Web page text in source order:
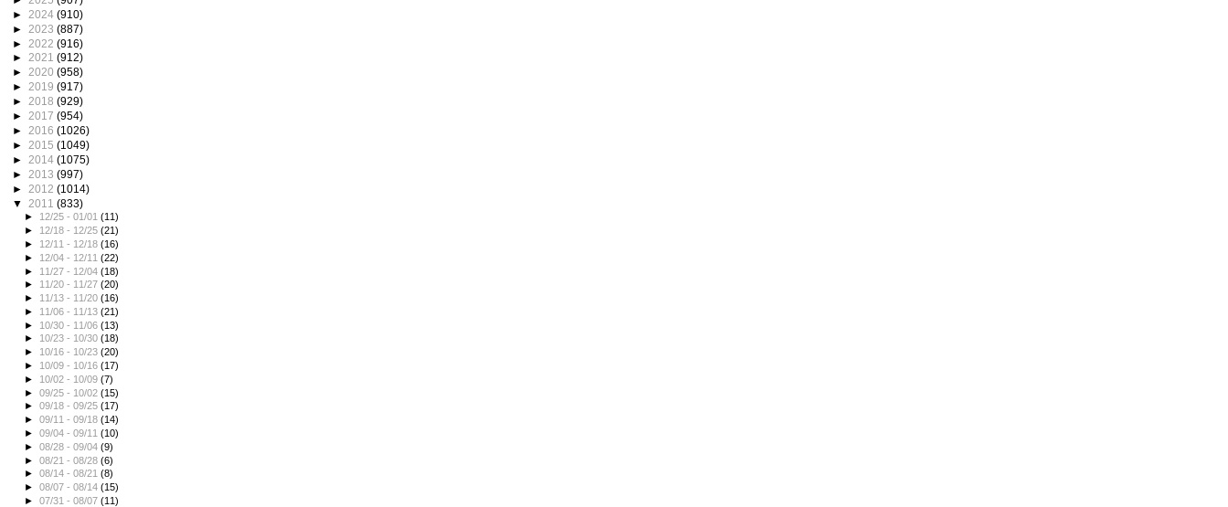
► 2024 (910)
► 2023 (887)
► 2022 (916)
► 2021 (912)
► 2020 (958)
► 2019 (917)
► 2018 (929)
► 2017 (954)
► 2016 (1026)
► 2015 (1049)
► 2014 (1075)
► 2013 (997)
► 2012 (1014)
▼ 2011 (833)
► 12/25 - 01/01(11)
► 12/18 - 12/25(21)
► 12/11 - 12/18(16)
► 12/04 - 12/11(22)
► 11/27 - 12/04(18)
► 11/20 - 11/27(20)
► 11/13 - 11/20(16)
► 11/06 - 11/13(21)
► 10/30 - 11/06(13)
► 10/23 - 10/30(18)
► 10/16 - 10/23(20)
► 10/09 - 10/16(17)
► 10/02 - 10/09(7)
►09/25 - 10/02(15)
►09/18 - 09/25(17)
►09/11 - 09/18(14)
►09/04 - 09/11(10)
►08/28 - 09/04(9)
►08/21 - 08/28(6)
►08/14 - 08/21(8)
►08/07 - 08/14(15)
►07/31 - 08/07(11)